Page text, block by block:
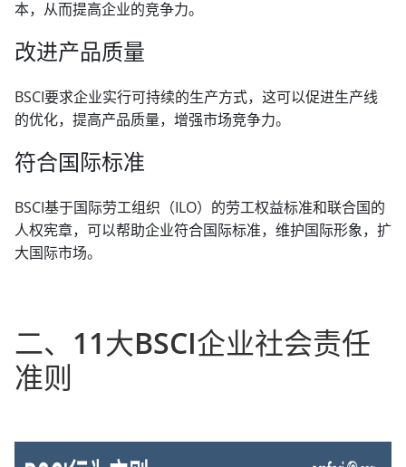
本，从而提高企业的竞争力。
改进产品质量
BSCI要求企业实行可持续的生产方式，这可以促进生产线
的优化，提高产品质量，增强市场竞争力。
符合国际标准
BSCI基于国际劳工组织（ILO）的劳工权益标准和联合国的
人权宪章，可以帮助企业符合国际标准，维护国际形象，扩
大国际市场。
二、11大BSCI企业社会责任
准则